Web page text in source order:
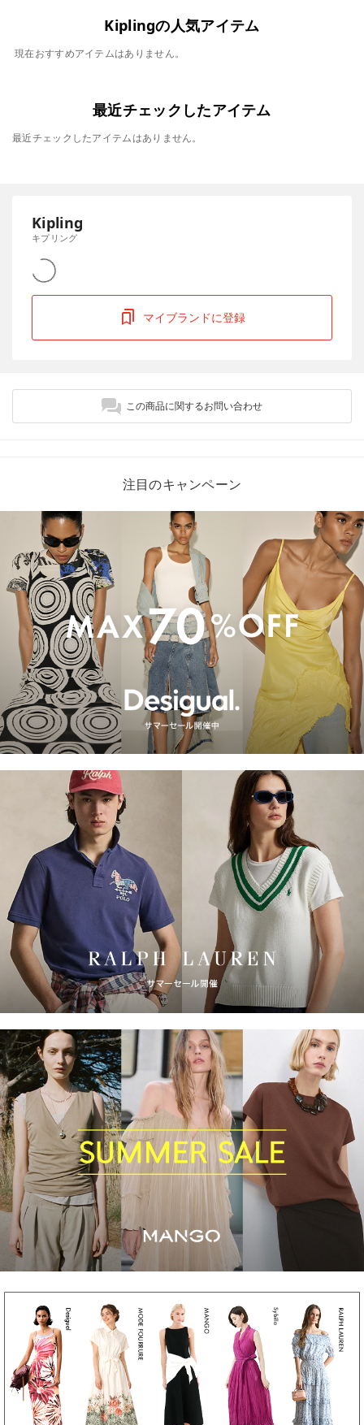
Kiplingの人気アイテム
現在おすすめアイテムはありません。
最近チェックしたアイテム
最近チェックしたアイテムはありません。
Kipling
キプリング
マイブランドに登録
この商品に関するお問い合わせ
注目のキャンペーン